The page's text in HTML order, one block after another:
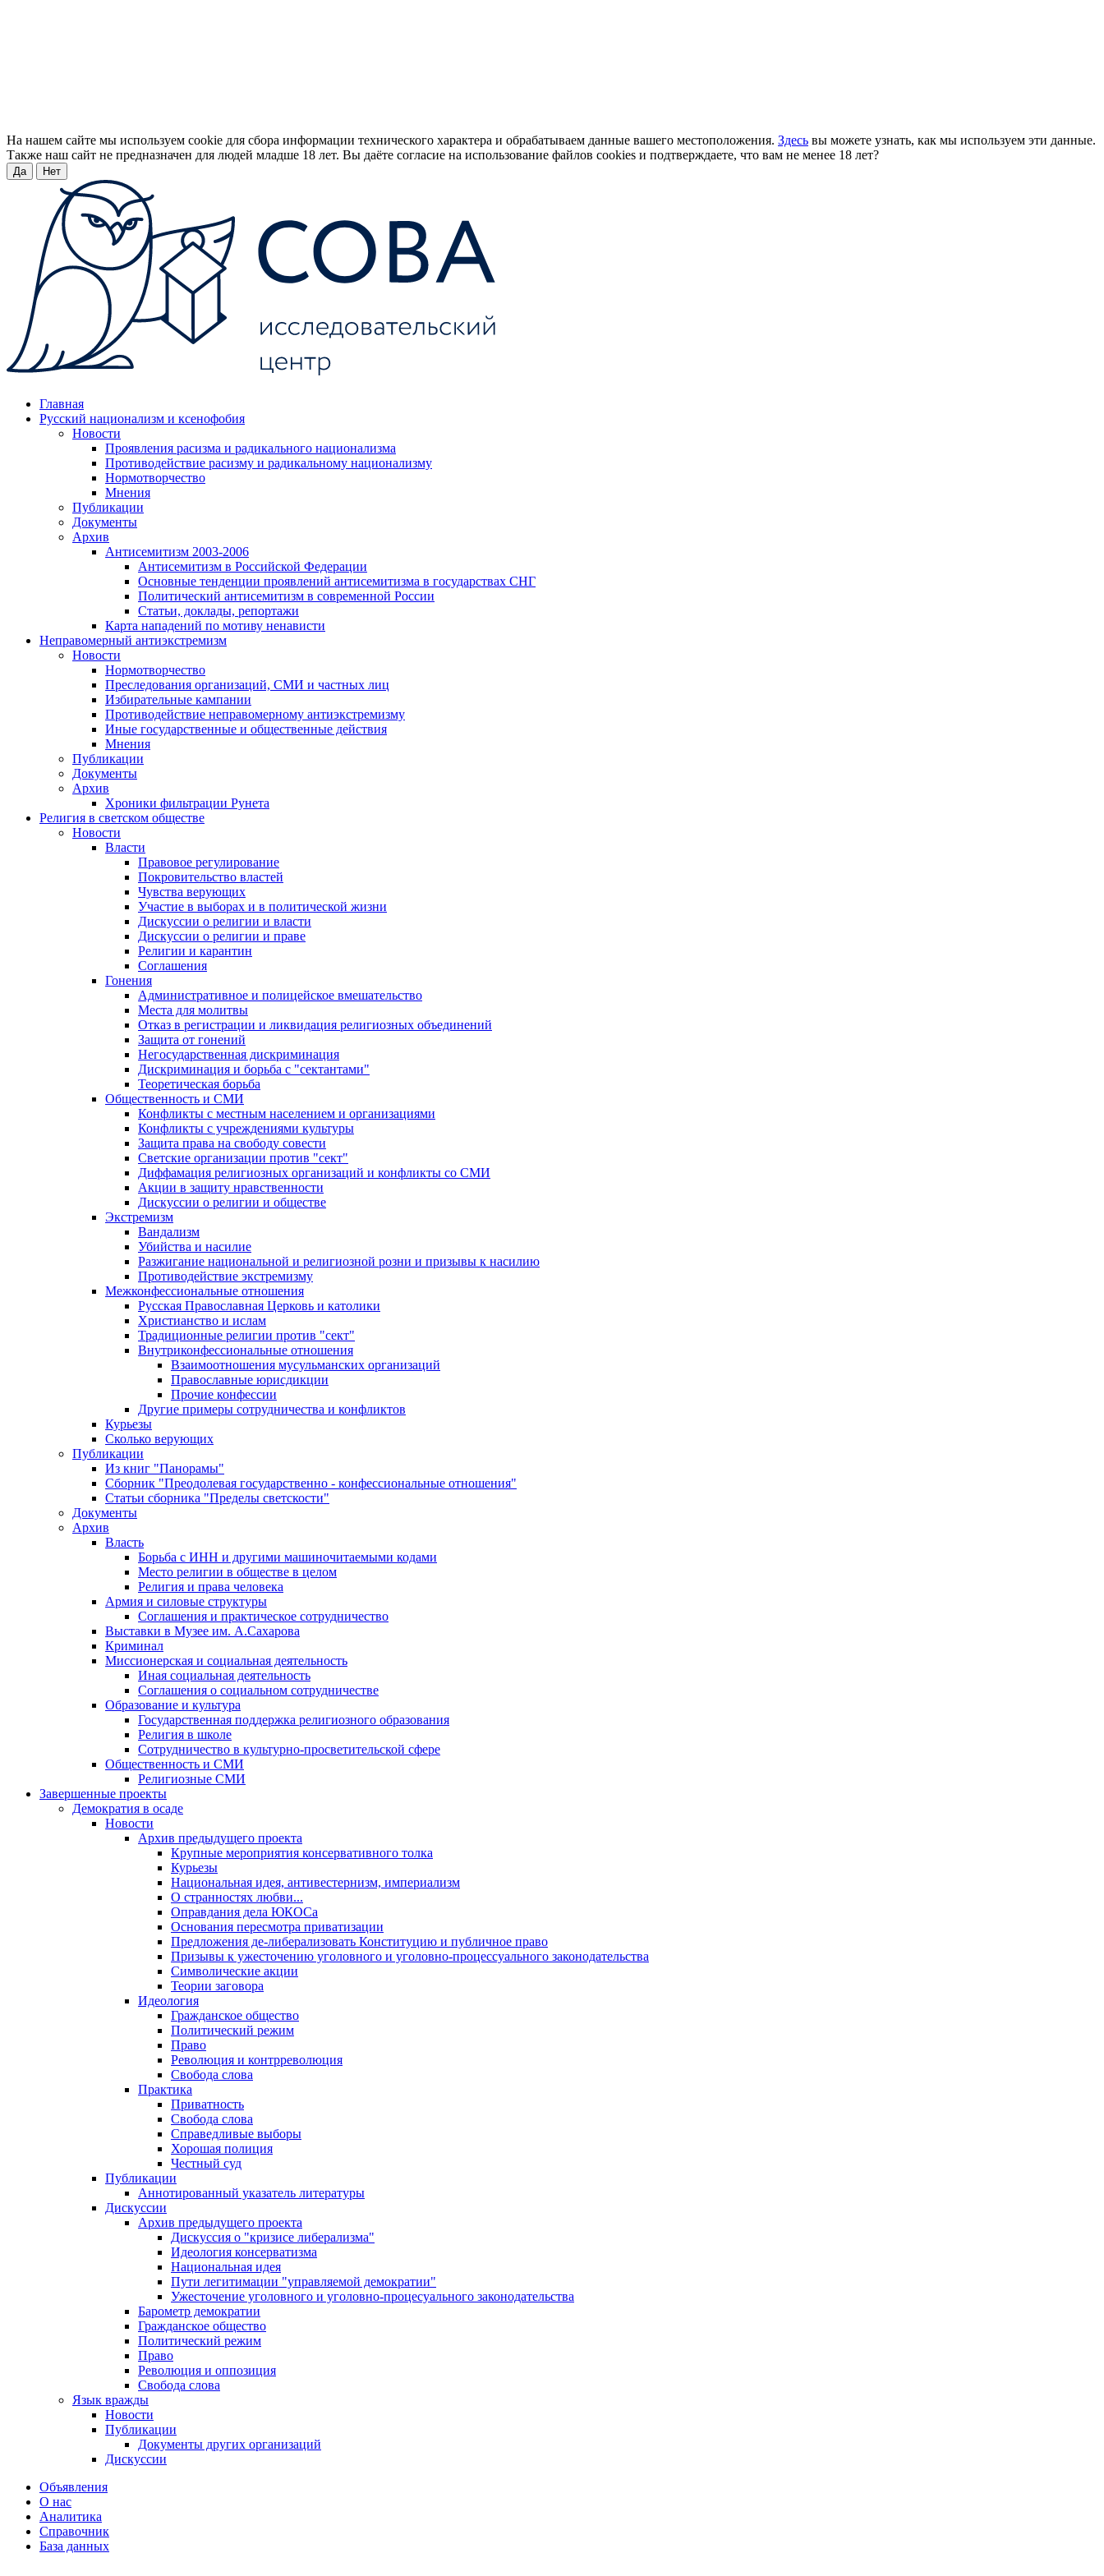
На нашем сайте мы используем cookie для сбора информации технического характера и обрабатываем данные вашего местоположения. Здесь вы можете узнать, как мы используем эти данные.
Также наш сайт не предназначен для людей младше 18 лет. Вы даёте согласие на использование файлов cookies и подтверждаете, что вам не менее 18 лет?
Да Нет
Главная
Русский национализм и ксенофобия
Новости
Проявления расизма и радикального национализма
Противодействие расизму и радикальному национализму
Нормотворчество
Мнения
Публикации
Документы
Архив
Антисемитизм 2003-2006
Антисемитизм в Российской Федерации
Основные тенденции проявлений антисемитизма в государствах СНГ
Политический антисемитизм в современной России
Статьи, доклады, репортажи
Карта нападений по мотиву ненависти
Неправомерный антиэкстремизм
Новости
Нормотворчество
Преследования организаций, СМИ и частных лиц
Избирательные кампании
Противодействие неправомерному антиэкстремизму
Иные государственные и общественные действия
Мнения
Публикации
Документы
Архив
Хроники фильтрации Рунета
Религия в светском обществе
Новости
Власти
Правовое регулирование
Покровительство властей
Чувства верующих
Участие в выборах и в политической жизни
Дискуссии о религии и власти
Дискуссии о религии и праве
Религии и карантин
Соглашения
Гонения
Административное и полицейское вмешательство
Места для молитвы
Отказ в регистрации и ликвидация религиозных объединений
Защита от гонений
Негосударственная дискриминация
Дискриминация и борьба с "сектантами"
Теоретическая борьба
Общественность и СМИ
Конфликты с местным населением и организациями
Конфликты с учреждениями культуры
Защита права на свободу совести
Светские организации против "сект"
Диффамация религиозных организаций и конфликты со СМИ
Акции в защиту нравственности
Дискуссии о религии и обществе
Экстремизм
Вандализм
Убийства и насилие
Разжигание национальной и религиозной розни и призывы к насилию
Противодействие экстремизму
Межконфессиональные отношения
Русская Православная Церковь и католики
Христианство и ислам
Традиционные религии против "сект"
Внутриконфессиональные отношения
Взаимоотношения мусульманских организаций
Православные юрисдикции
Прочие конфессии
Другие примеры сотрудничества и конфликтов
Курьезы
Сколько верующих
Публикации
Из книг "Панорамы"
Сборник "Преодолевая государственно - конфессиональные отношения"
Статьи сборника "Пределы светскости"
Документы
Архив
Власть
Борьба с ИНН и другими машиночитаемыми кодами
Место религии в обществе в целом
Религия и права человека
Армия и силовые структуры
Соглашения и практическое сотрудничество
Выставки в Музее им. А.Сахарова
Криминал
Миссионерская и социальная деятельность
Иная социальная деятельность
Соглашения о социальном сотрудничестве
Образование и культура
Государственная поддержка религиозного образования
Религия в школе
Сотрудничество в культурно-просветительской сфере
Общественность и СМИ
Религиозные СМИ
Завершенные проекты
Демократия в осаде
Новости
Архив предыдущего проекта
Крупные мероприятия консервативного толка
Курьезы
Национальная идея, антивестернизм, империализм
О странностях любви...
Оправдания дела ЮКОСа
Основания пересмотра приватизации
Предложения де-либерализовать Конституцию и публичное право
Призывы к ужесточению уголовного и уголовно-процессуального законодательства
Символические акции
Теории заговора
Идеология
Гражданское общество
Политический режим
Право
Революция и контрреволюция
Свобода слова
Практика
Приватность
Свобода слова
Справедливые выборы
Хорошая полиция
Честный суд
Публикации
Аннотированный указатель литературы
Дискуссии
Архив предыдущего проекта
Дискуссия о "кризисе либерализма"
Идеология консерватизма
Национальная идея
Пути легитимации "управляемой демократии"
Ужесточение уголовного и уголовно-процесуального законодательства
Барометр демократии
Гражданское общество
Политический режим
Право
Революция и оппозиция
Свобода слова
Язык вражды
Новости
Публикации
Документы других организаций
Дискуссии
Объявления
О нас
Аналитика
Справочник
База данных